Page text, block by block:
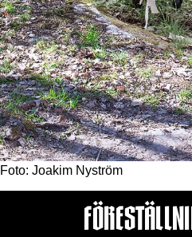
Foto: Joakim Nyström